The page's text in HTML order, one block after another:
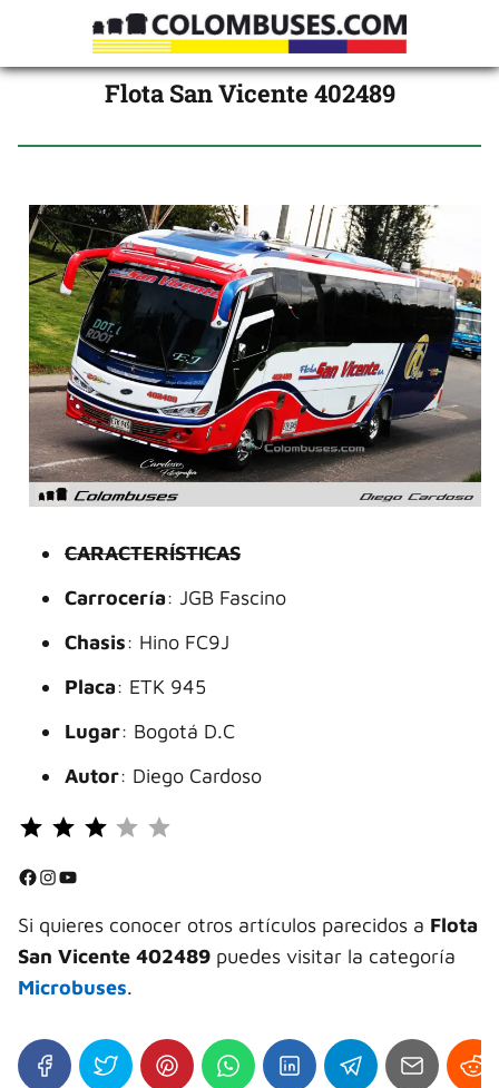
Flota San Vicente 402489
CARACTERÍSTICAS
Carrocería: JGB Fascino
Chasis: Hino FC9J
Placa: ETK 945
Lugar: Bogotá D.C
Autor: Diego Cardoso
⭐
⭐
Facebook InstagramYouTube
Si quieres conocer otros artículos parecidos a Flota
San Vicente 402489 puedes visitar la categoría
Microbuses.